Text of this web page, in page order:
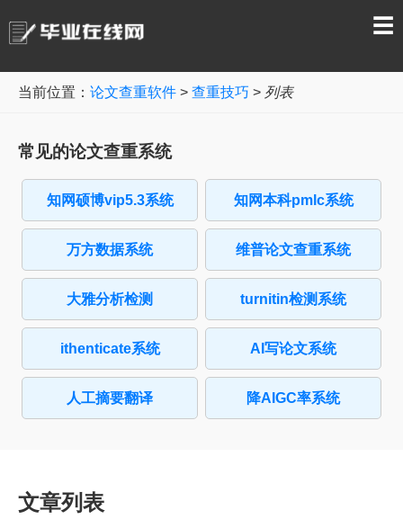
☰
当前位置： 论文查重软件 > 查重技巧 > 列表
常见的论文查重系统
知网硕博vip5.3系统 知网本科pmlc系统
万方数据系统 维普论文查重系统
大雅分析检测 turnitin检测系统
ithenticate系统 AI写论文系统
人工摘要翻译 降AIGC率系统
文章列表